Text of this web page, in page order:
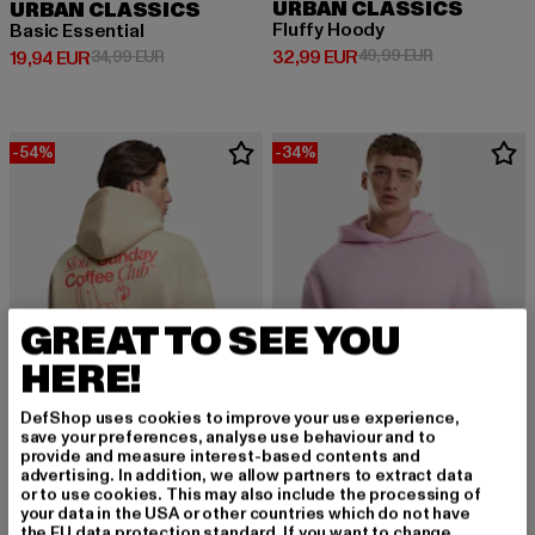
URBAN CLASSICS
Basic Essential
19,94 EUR
Derzeitiger Preis: 19,94 EUR
34,99 EURAktionspreis: 34,99 EUR
URBAN CLASSICS
Fluffy Hoody
32,99 EUR
Derzeitiger Preis: 32,99 EUR
49,99 EURAktionspreis:
-54%
ANOTHER COTTON LAB
Slow Sunday Coffe Club Oversize
-34%
URBAN CLASSICS
GREAT TO SEE YOU
HERE!
DefShop uses cookies to improve your use experience,
save your preferences, analyse use behaviour and to
provide and measure interest-based contents and
advertising. In addition, we allow partners to extract data
or to use cookies. This may also include the processing of
your data in the USA or other countries which do not have